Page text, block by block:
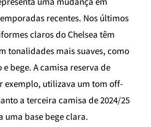
recentes. Nos últimos
claros do Chelsea têm
tonalidades mais suaves, como
bege. A camisa reserva de
exemplo, utilizava um tom off-
a terceira camisa de 2024/25
uma base bege clara.